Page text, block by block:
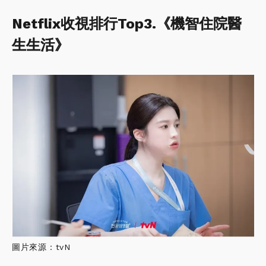
Netflix收視排行Top3.《機智住院醫
生生活》
圖片來源：tvN